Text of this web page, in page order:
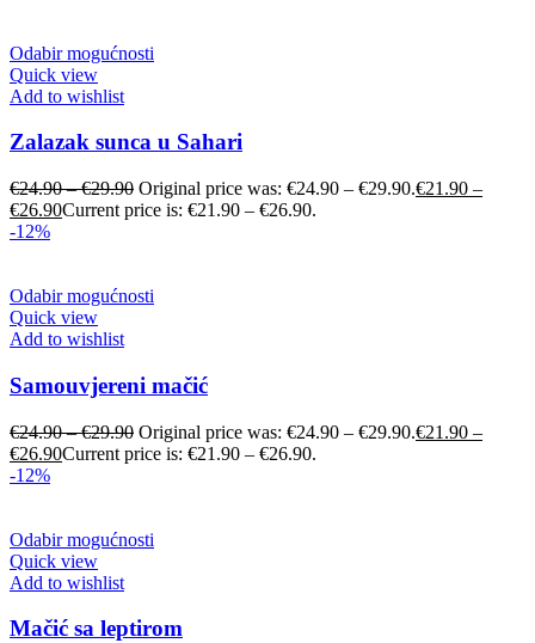
Odabir mogućnosti
Quick view
Add to wishlist
Zalazak sunca u Sahari
€24.90–€29.90 Original price was: €24.90 – €29.90.€21.90 –
€26.90Current price is: €21.90 – €26.90.
-12%
Odabir mogućnosti
Quick view
Add to wishlist
Samouvjereni mačić
€24.90–€29.90 Original price was: €24.90 – €29.90.€21.90 –
€26.90Current price is: €21.90 – €26.90.
-12%
Odabir mogućnosti
Quick view
Add to wishlist
Mačić sa leptirom